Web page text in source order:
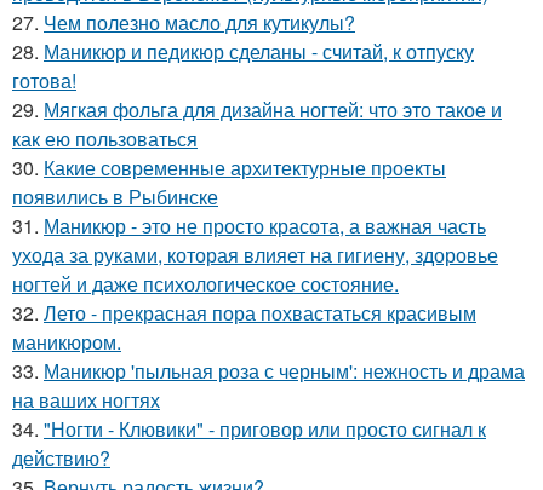
27. Чем полезно масло для кутикулы?
28. Маникюр и педикюр сделаны - считай, к отпуску
готова!
29. Мягкая фольга для дизайна ногтей: что это такое и
как ею пользоваться
30. Какие современные архитектурные проекты
появились в Рыбинске
31. Маникюр - это не просто красота, а важная часть
ухода за руками, которая влияет на гигиену, здоровье
ногтей и даже психологическое состояние.
32. Лето - прекрасная пора похвастаться красивым
маникюром.
33. Маникюр 'пыльная роза с черным': нежность и драма
на ваших ногтях
34. "Ногти - Клювики" - приговор или просто сигнал к
действию?